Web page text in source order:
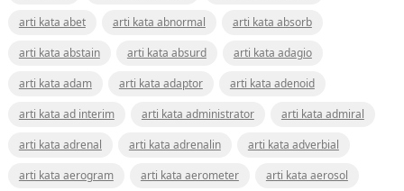
arti kata abet
arti kata abnormal
arti kata absorb
arti kata abstain
arti kata absurd
arti kata adagio
arti kata adam
arti kata adaptor
arti kata adenoid
arti kata ad interim
arti kata administrator
arti kata admiral
arti kata adrenal
arti kata adrenalin
arti kata adverbial
arti kata aerogram
arti kata aerometer
arti kata aerosol